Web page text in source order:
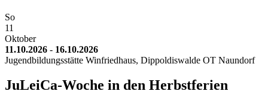
So
11
Oktober
11.10.2026 - 16.10.2026
Jugendbildungsstätte Winfriedhaus, Dippoldiswalde OT Naundorf
JuLeiCa-Woche in den Herbstferien